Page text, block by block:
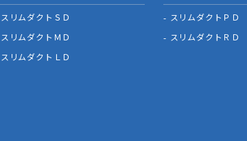
スリムダクトＳＤ
スリムダクトＭＤ
スリムダクトＬＤ
スリムダクトＰＤ
スリムダクトＲＤ